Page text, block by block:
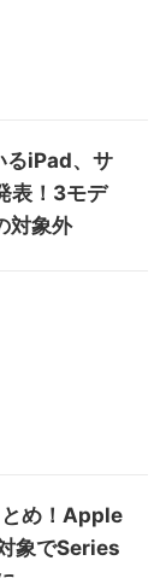
るiPad、サ
表！3モデ
対象外
め！Apple
象でSeries